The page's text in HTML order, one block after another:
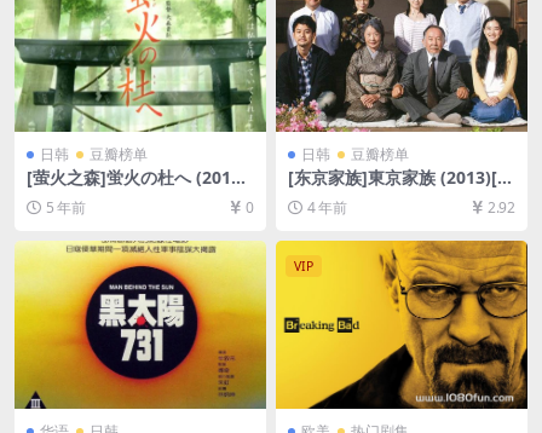
日韩 豆瓣榜单
[萤火之森]蛍火の杜へ (2011)
[百度网盘+迅雷云盘资源1080
P超清未删减][MP4/1.8GB][日
语中字]
5 年前 0
日韩 豆瓣榜单
[东京家族]東京家族 (2013)[百
度网盘+迅雷云盘资源1080P
超清未删减][MP4/9.2GB][日
语中字]
4 年前 2.92
VIP